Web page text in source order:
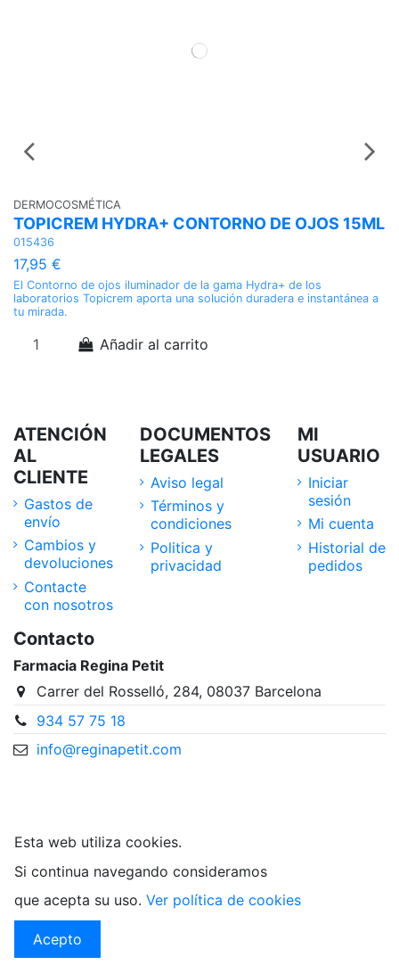
DERMOCOSMÉTICA
TOPICREM HYDRA+ CONTORNO DE OJOS 15ML
015436
17,95 €
El Contorno de ojos iluminador de la gama Hydra+ de los
laboratorios Topicrem aporta una solución duradera e instantánea a
tu mirada.
Añadir al carrito
ATENCIÓN
AL
CLIENTE
Gastos de
envío
Cambios y
devoluciones
Contacte
con nosotros
DOCUMENTOS
LEGALES
Aviso legal
Términos y
condiciones
Politica y
privacidad
MI
USUARIO
Iniciar
sesión
Mi cuenta
Historial de
pedidos
Contacto
Farmacia Regina Petit
Carrer del Rosselló, 284, 08037 Barcelona
934 57 75 18
info@reginapetit.com
Esta web utiliza cookies.
Si continua navegando consideramos
que acepta su uso. Ver política de cookies
Acepto